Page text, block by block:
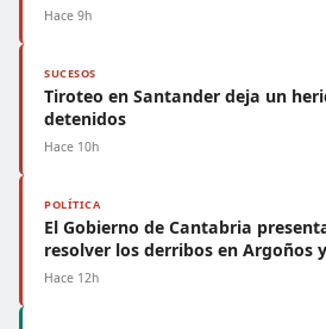
Hace 9h
SUCESOS
Tiroteo en Santander deja un
detenidos
Hace 10h
POLÍTICA
El Gobierno de Cantabria
resolver los derribos en Argoños
Hace 12h